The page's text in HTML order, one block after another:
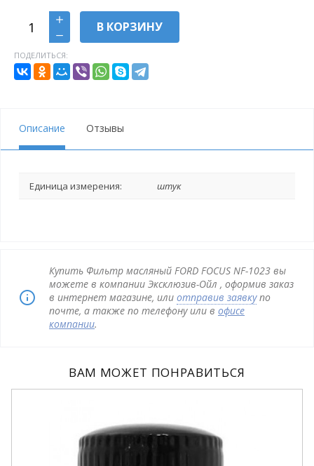
В КОРЗИНУ
ПОДЕЛИТЬСЯ:
Описание Отзывы
Единица измерения: штук
Купить Фильтр масляный FORD FOCUS NF-1023 вы
можете в компании Эксклюзив-Ойл , оформив заказ
в интернет магазине, или отправив заявкупо
почте, а также по телефону или в офисе
компании.
ВАМ МОЖЕТ ПОНРАВИТЬСЯ